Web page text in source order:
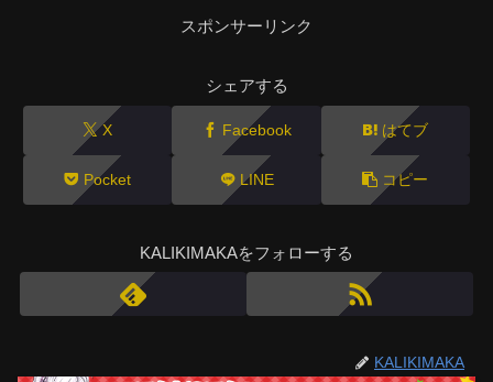
スポンサーリンク
シェアする
X Facebook はてブ
Pocket LINE コピー
KALIKIMAKAをフォローする
KALIKIMAKA